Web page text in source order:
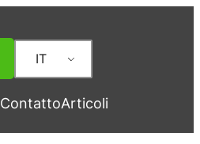
IT
ContattoArticoli